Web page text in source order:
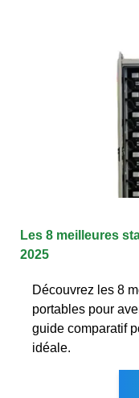
Les 8 meilleures
2025
Découvrez les 8
portables pour
guide comparatif
idéale.